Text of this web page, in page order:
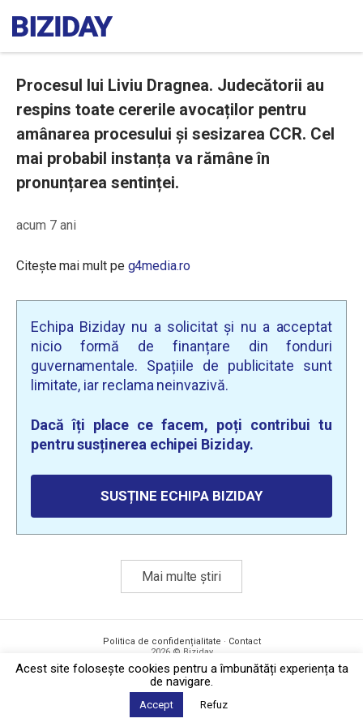
Procesul lui Liviu Dragnea. Judecătorii au
respins toate cererile avocaților pentru
amânarea procesului și sesizarea CCR. Cel
mai probabil instanța va rămâne în
pronunțarea sentinței.
acum 7 ani
Citește mai mult pe g4media.ro
Echipa Biziday nu a solicitat și nu a acceptat
nicio formă de finanțare din fonduri
guvernamentale. Spațiile de publicitate sunt
limitate, iar reclama neinvazivă.
Dacă îți place ce facem, poți contribui tu
pentru susținerea echipei Biziday.
SUSȚINE ECHIPA BIZIDAY
Mai multe știri
Politica de confidențialitate · Contact
2026 © Biziday
Acest site foloseşte cookies pentru a îmbunătăți experiența ta
de navigare.
Accept Refuz